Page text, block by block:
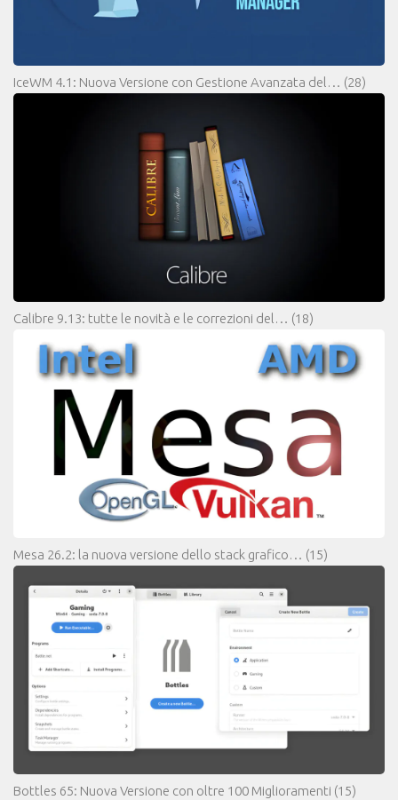
IceWM 4.1: Nuova Versione con Gestione Avanzata del… (28)
Calibre 9.13: tutte le novità e le correzioni del… (18)
Mesa 26.2: la nuova versione dello stack grafico… (15)
Bottles 65: Nuova Versione con oltre 100 Miglioramenti (15)